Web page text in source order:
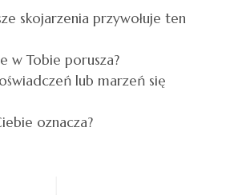
skojarzenia przywołuje ten
w Tobie porusza?
lub marzeń się
oznacza?